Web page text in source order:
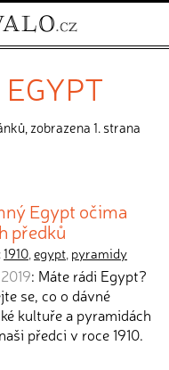
zobrazena 1. strana
Egypt očima
předků
1910,egypt, pyramidy
: Máte rádi Egypt?
se, co o dávné
kultuře a pyramidách
předci v roce 1910.